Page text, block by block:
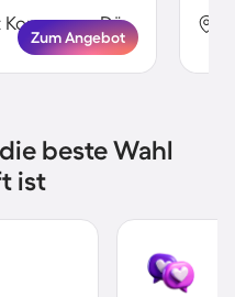
Middelfart, Middelfart Kommune, Dänemark
Zum Angebot
beste Wahl
ist